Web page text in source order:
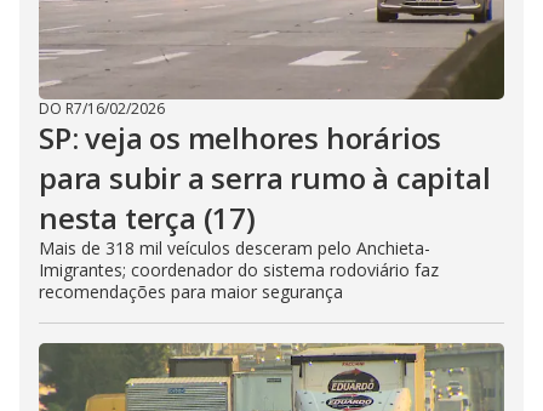
DO R7/16/02/2026
SP: veja os melhores horários
para subir a serra rumo à capital
nesta terça (17)
Mais de 318 mil veículos desceram pelo Anchieta-
Imigrantes; coordenador do sistema rodoviário faz
recomendações para maior segurança